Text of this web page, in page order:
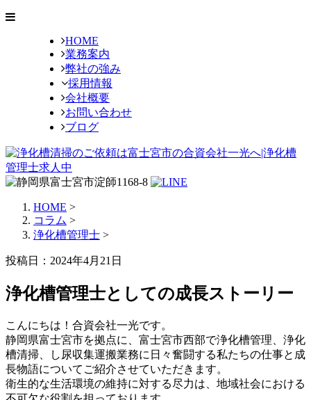
HOME
業務案内
弊社の強み
採用情報
会社概要
お問い合わせ
ブログ
HOME >
コラム >
浄化槽管理士 >
投稿日：2024年4月21日
浄化槽管理士としての成長ストーリー
こんにちは！合資会社一光です。
静岡県富士宮市を拠点に、富士宮市西部で浄化槽管理、浄化
槽清掃、し尿収集運搬業務に日々奮闘する私たちの仕事と成
長物語についてご紹介させていただきます。
衛生的な生活環境の維持に対する尽力は、地域社会における